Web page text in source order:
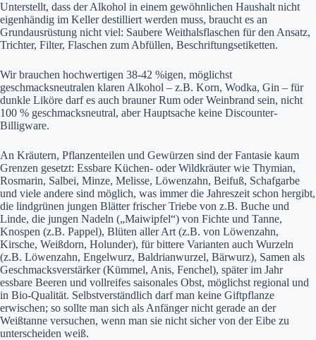
Unterstellt, dass der Alkohol in einem gewöhnlichen Haushalt nicht
eigenhändig im Keller destilliert werden muss, braucht es an
Grundausrüstung nicht viel: Saubere Weithalsflaschen für den Ansatz,
Trichter, Filter, Flaschen zum Abfüllen, Beschriftungsetiketten.
Wir brauchen hochwertigen 38-42 %igen, möglichst
geschmacksneutralen klaren Alkohol – z.B. Korn, Wodka, Gin – für
dunkle Liköre darf es auch brauner Rum oder Weinbrand sein, nicht
100 % geschmacksneutral, aber Hauptsache keine Discounter-
Billigware.
An Kräutern, Pflanzenteilen und Gewürzen sind der Fantasie kaum
Grenzen gesetzt: Essbare Küchen- oder Wildkräuter wie Thymian,
Rosmarin, Salbei, Minze, Melisse, Löwenzahn, Beifuß, Schafgarbe
und viele andere sind möglich, was immer die Jahreszeit schon hergibt,
die lindgrünen jungen Blätter frischer Triebe von z.B. Buche und
Linde, die jungen Nadeln („Maiwipfel“) von Fichte und Tanne,
Knospen (z.B. Pappel), Blüten aller Art (z.B. von Löwenzahn,
Kirsche, Weißdorn, Holunder), für bittere Varianten auch Wurzeln
(z.B. Löwenzahn, Engelwurz, Baldrianwurzel, Bärwurz), Samen als
Geschmacksverstärker (Kümmel, Anis, Fenchel), später im Jahr
essbare Beeren und vollreifes saisonales Obst, möglichst regional und
in Bio-Qualität. Selbstverständlich darf man keine Giftpflanze
erwischen; so sollte man sich als Anfänger nicht gerade an der
Weißtanne versuchen, wenn man sie nicht sicher von der Eibe zu
unterscheiden weiß.